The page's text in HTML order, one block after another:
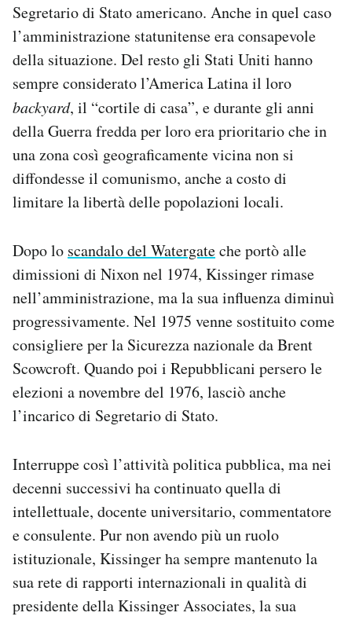
Segretario di Stato americano. Anche in quel caso
l’amministrazione statunitense era consapevole
della situazione. Del resto gli Stati Uniti hanno
sempre considerato l’America Latina il loro
backyard, il “cortile di casa”, e durante gli anni
della Guerra fredda per loro era prioritario che in
una zona così geograficamente vicina non si
diffondesse il comunismo, anche a costo di
limitare la libertà delle popolazioni locali.
Dopo lo scandalo del Watergateche portò alle
dimissioni di Nixon nel 1974, Kissinger rimase
nell’amministrazione, ma la sua influenza diminuì
progressivamente. Nel 1975 venne sostituito come
consigliere per la Sicurezza nazionale da Brent
Scowcroft. Quando poi i Repubblicani persero le
elezioni a novembre del 1976, lasciò anche
l’incarico di Segretario di Stato.
Interruppe così l’attività politica pubblica, ma nei
decenni successivi ha continuato quella di
intellettuale, docente universitario, commentatore
e consulente. Pur non avendo più un ruolo
istituzionale, Kissinger ha sempre mantenuto la
sua rete di rapporti internazionali in qualità di
presidente della Kissinger Associates, la sua